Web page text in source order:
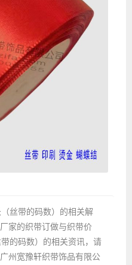
丝带的码数）的相关解
家的织带订做与织带价
的码数）的相关资讯，请
州宽豫轩织带饰品有限公